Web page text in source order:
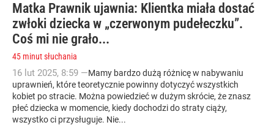
Matka Prawnik ujawnia: Klientka miała dostać
zwłoki dziecka w „czerwonym pudełeczku”.
Coś mi nie grało...
45 minut słuchania
16 lut 2025, 8:59 —Mamy bardzo dużą różnicę w nabywaniu
uprawnień, które teoretycznie powinny dotyczyć wszystkich
kobiet po stracie. Można powiedzieć w dużym skrócie, że znasz
płeć dziecka w momencie, kiedy dochodzi do straty ciąży,
wszystko ci przysługuje. Nie...